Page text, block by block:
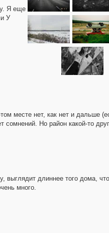
Я еще
У
месте нет, как нет и дальше
Но район какой-то
длиннее того дома,
много.